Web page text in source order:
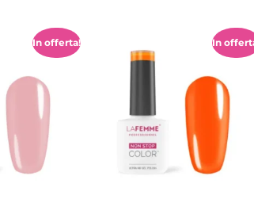
In offerta! In